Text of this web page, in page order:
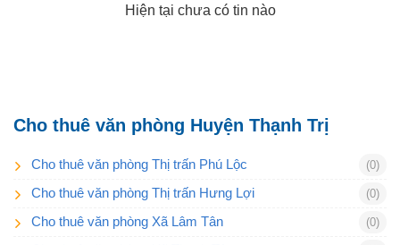
Hiện tại chưa có tin nào
Cho thuê văn phòng Huyện Thạnh Trị
Cho thuê văn phòng Thị trấn Phú Lộc (0)
Cho thuê văn phòng Thị trấn Hưng Lợi (0)
Cho thuê văn phòng Xã Lâm Tân (0)